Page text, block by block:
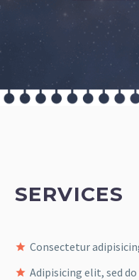
SERVICES
Consectetur
Adipisicing elit, sed